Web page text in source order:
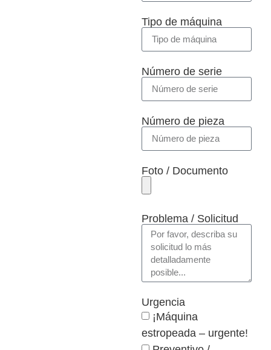
Tipo de máquina
Número de serie
Número de pieza
Foto / Documento
Problema / Solicitud
Urgencia
¡Máquina
estropeada – urgente!